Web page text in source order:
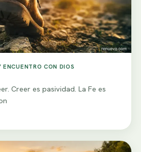
CON DIOS
Creer es pasividad. La Fe es